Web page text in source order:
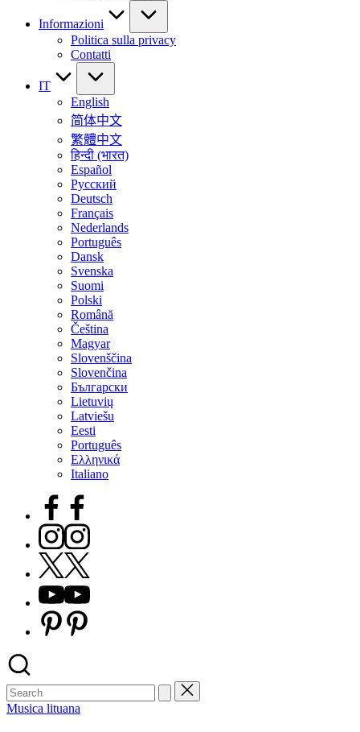
Informazioni
Politica sulla privacy
Contatti
IT
English
简体中文
繁體中文
हिन्दी (भारत)
Español
Русский
Deutsch
Français
Nederlands
Português
Dansk
Svenska
Suomi
Polski
Română
Čeština
Magyar
Slovenščina
Slovenčina
Български
Lietuvių
Latviešu
Eesti
Português
Ελληνικά
Italiano
Facebook
Instagram
X
Youtube
Pinterest
Posted
Musica lituana